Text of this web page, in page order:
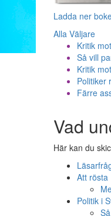
Ladda ner
Alla Väljare
Kritik
Så vill
Kritik
Politiker
Färre
Vad
Här kan du
Att rösta
Politik i